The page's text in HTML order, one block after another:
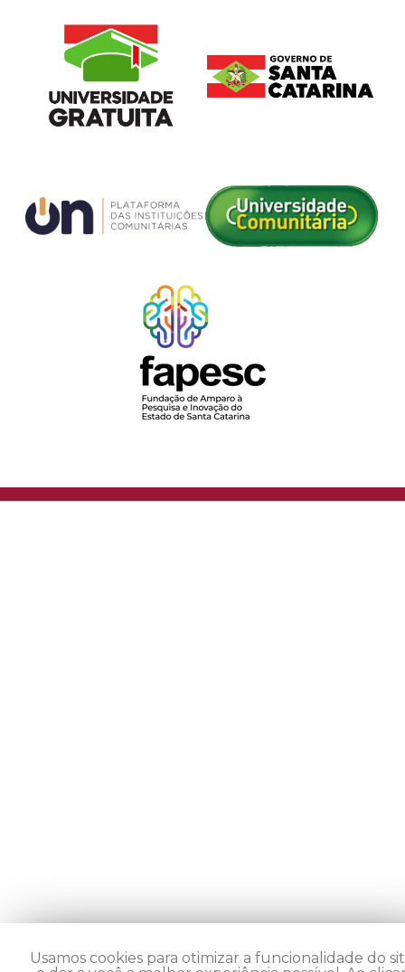
Usamos cookies para otimizar a funcionalidade do